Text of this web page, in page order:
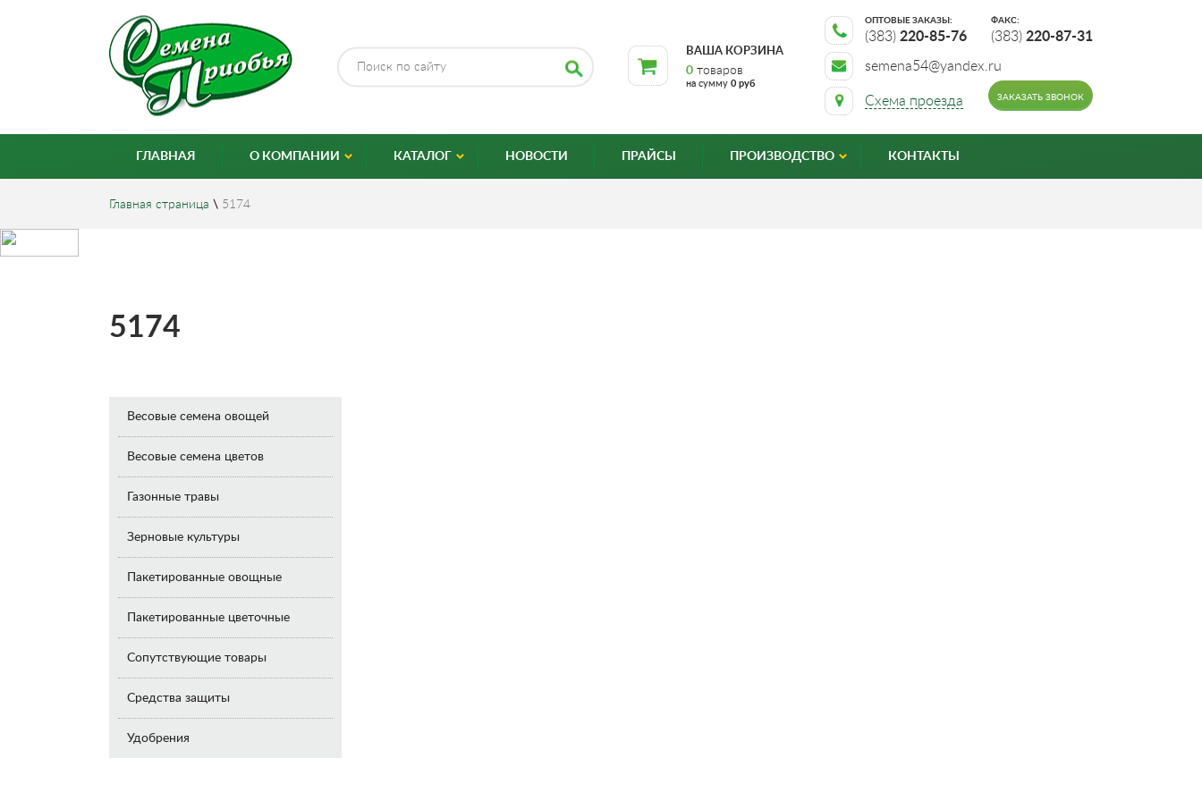
ВАША КОРЗИНА
0 товаров
на сумму 0 руб
Схема проезда
semena54@yandex.ru
ОПТОВЫЕ ЗАКАЗЫ:
(383) 220-85-76
ФАКС:
(383) 220-87-31
ЗАКАЗАТЬ ЗВОНОК
ГЛАВНАЯ О КОМПАНИИ КАТАЛОГ НОВОСТИ ПРАЙСЫ ПРОИЗВОДСТВО КОНТАКТЫ
Главная страница \ 5174
5174
Весовые семена овощей
Весовые семена цветов
Газонные травы
Зерновые культуры
Пакетированные овощные
Пакетированные цветочные
Сопутствующие товары
Средства защиты
Удобрения